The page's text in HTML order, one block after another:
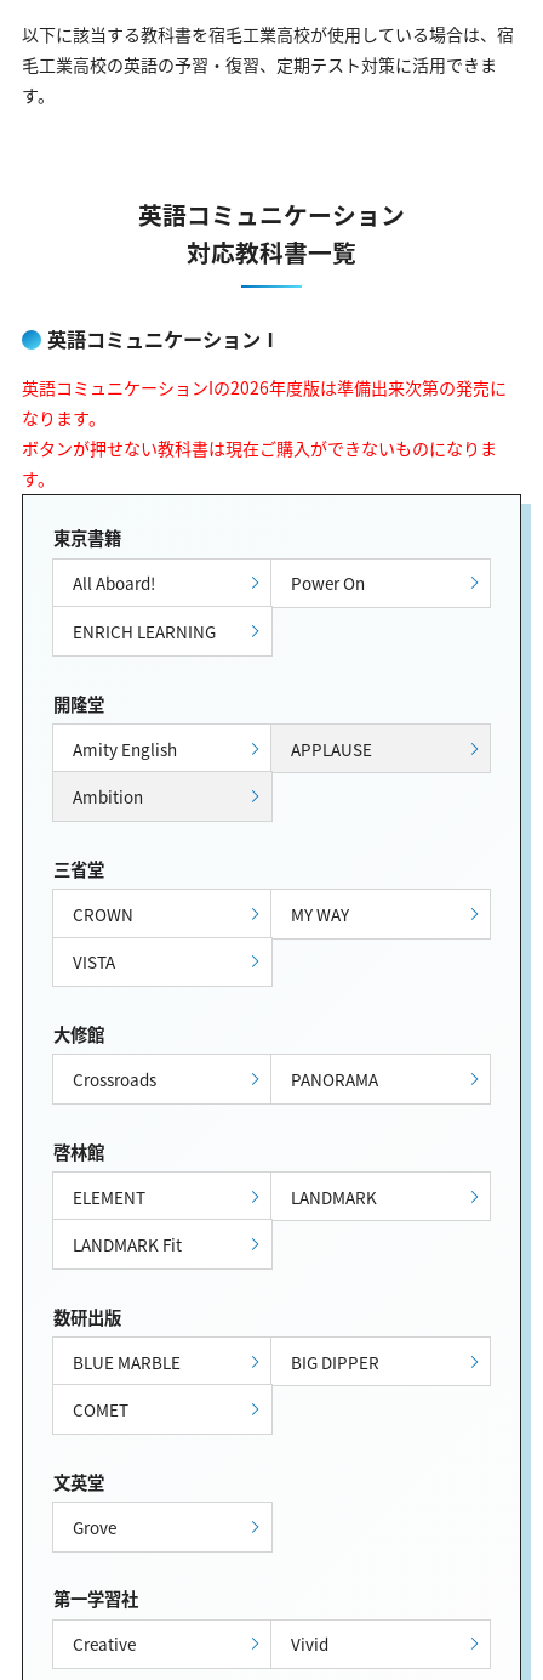
以下に該当する教科書を宿毛工業高校が使用している場合は、 宿
毛工業高校の英語の予習・復習、定期テスト対策に活用できま
す。
英語コミュニケーション
対応教科書一覧
英語コミュニケーションⅠ
英語コミュニケーションIの2026年度版は準備出来次第の発売に
なります。
ボタンが押せない教科書は現在ご購入ができないものになりま
す。
東京書籍
All Aboard!
Power On
ENRICH LEARNING
開隆堂
Amity English
APPLAUSE
Ambition
三省堂
CROWN
MY WAY
VISTA
大修館
Crossroads PANORAMA
啓林館
ELEMENT
LANDMARK
LANDMARK Fit
数研出版
BLUE MARBLE
BIG DIPPER
COMET
文英堂
Grove
第一学習社
Creative Vivid